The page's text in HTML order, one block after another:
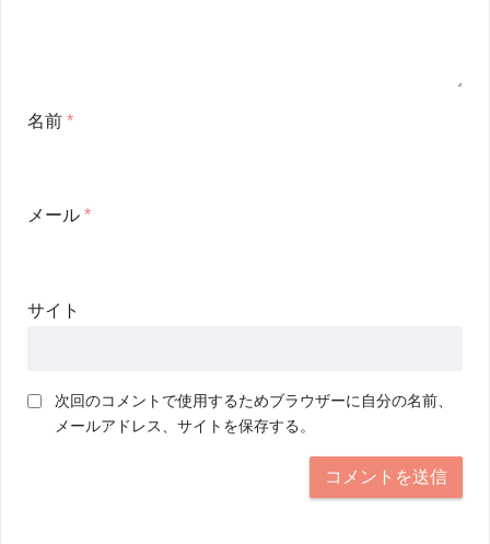
名前 *
メール *
サイト
次回のコメントで使用するためブラウザーに自分の名前、
メールアドレス、サイトを保存する。